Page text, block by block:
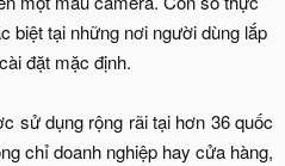
biệt tại những nơi người dùng lắp
đặt mặc định.
sử dụng rộng rãi tại hơn 36 quốc
chỉ doanh nghiệp hay cửa hàng,